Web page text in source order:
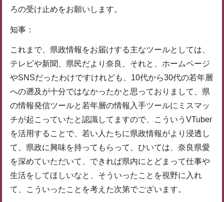
ろの受け止めをお願いします。
知事：
これまで、県政情報をお届けする主なツールとしては、
テレビや新聞、県民だより奈良、それと、ホームページ
やSNSだったわけですけれども、10代から30代の若年層
への遡及が十分ではなかったかと思っておりまして、県
の情報発信ツールと若年層の情報入手ツールにミスマッ
チが起こっていたと認識してますので、こういうVTuber
を活用することで、若い人たちに県政情報がより浸透し
て、県政に興味を持ってもらって、ひいては、奈良県愛
を深めていただいて、できれば県内にとどまって仕事や
生活をしてほしいなと、そういったことを視野に入れ
て、こういったことを考えた次第でございます。